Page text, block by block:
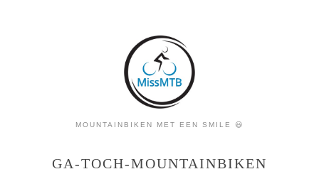
MOUNTAINBIKEN MET EEN SMILE 😃
GA-TOCH-MOUNTAINBIKEN